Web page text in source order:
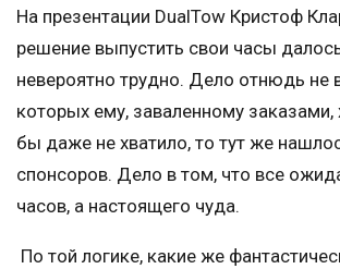
На презентации DualTow Кристоф
решение выпустить свои часы
невероятно трудно. Дело отнюдь не
которых ему, заваленному заказами,
бы даже не хватило, то тут же
спонсоров. Дело в том, что все
часов, а настоящего чуда.
По той логике, какие же